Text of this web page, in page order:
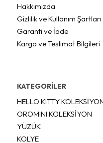
Hakkımızda
Gizlilik ve Kullanım Şartları
Garanti ve İade
Kargo ve Teslimat Bilgileri
KATEGORİLER
HELLO KITTY
OROMINI KOLEKSİYON
YÜZÜK
KOLYE